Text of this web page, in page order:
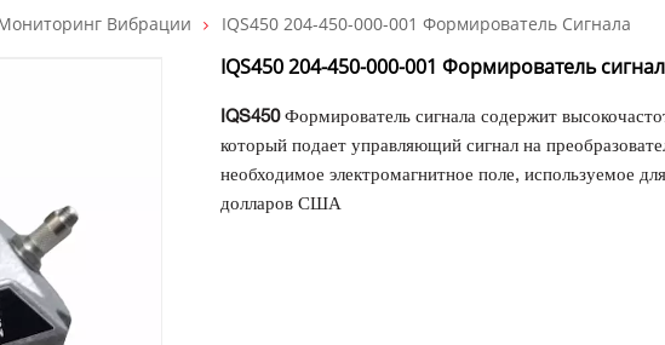
Вибрации IQS450 204-450-000-001 Формирователь Сигнала
IQS450 204-450-000-001 Формирователь
IQS450 Формирователь сигнала содержит
который подает управляющий сигнал на
необходимое электромагнитное поле, используемое
долларов США